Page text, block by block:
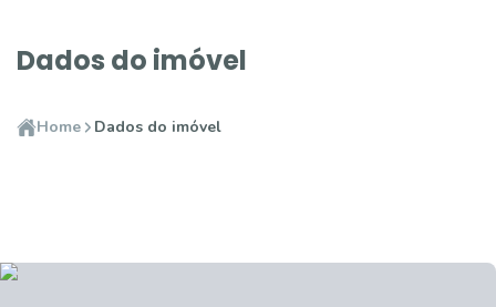
Dados do imóvel
Home Dados do imóvel